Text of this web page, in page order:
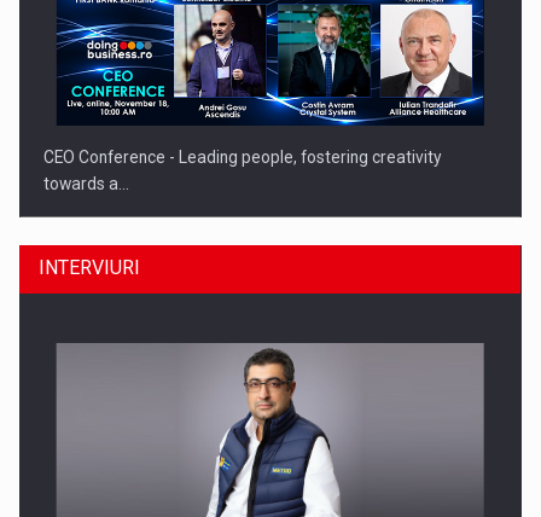
CEO Conference - Leading people, fostering creativity
towards a…
CEO Conference - Shaping The Future - Technology and…
INTERVIURI